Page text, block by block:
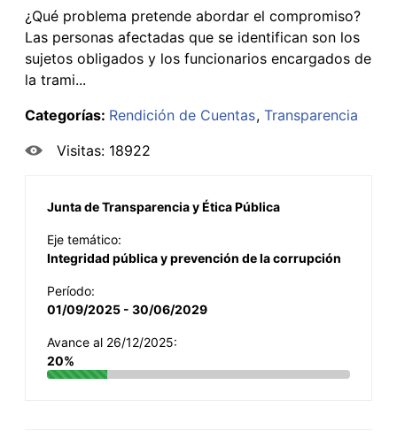
¿Qué problema pretende abordar el compromiso?
Las personas afectadas que se identifican son los
sujetos obligados y los funcionarios encargados de
la trami...
Categorías: Rendición de Cuentas Transparencia
Visitas: 18922
Junta de Transparencia y Ética Pública
Eje temático:
Integridad pública y prevención de la corrupción
Período:
01/09/2025 - 30/06/2029
Avance al 26/12/2025:
20%